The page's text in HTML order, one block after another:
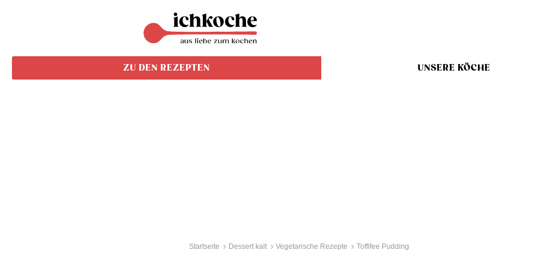
ZU DEN REZEPTEN UNSERE KÖCHE
Startseite Dessert kalt Vegetarische Rezepte Toffifee Pudding